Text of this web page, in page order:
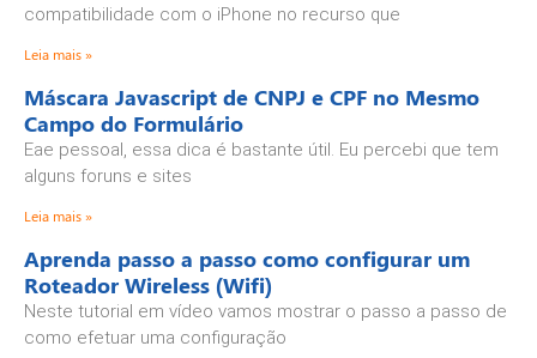
compatibilidade com o iPhone no recurso que
Leia mais »
Máscara Javascript de CNPJ e CPF no Mesmo
Campo do Formulário
Eae pessoal, essa dica é bastante útil. Eu percebi que tem
alguns foruns e sites
Leia mais »
Aprenda passo a passo como configurar um
Roteador Wireless (Wifi)
Neste tutorial em vídeo vamos mostrar o passo a passo de
como efetuar uma configuração